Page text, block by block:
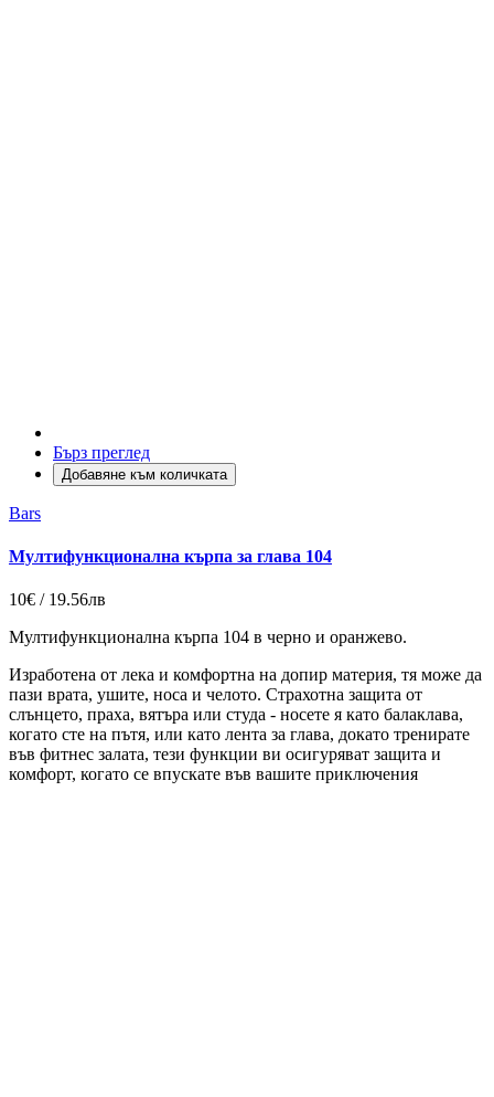
Бърз преглед
Добавяне към количката
Bars
Мултифункционална кърпа за глава 104
10€ / 19.56лв
Мултифункционална кърпа 104 в черно и оранжево.
Изработена от лека и комфортна на допир материя, тя може да
пази врата, ушите, носа и челото. Страхотна защита от
слънцето, праха, вятъра или студа - носете я като балаклава,
когато сте на пътя, или като лента за глава, докато тренирате
във фитнес залата, тези функции ви осигуряват защита и
комфорт, когато се впускате във вашите приключения